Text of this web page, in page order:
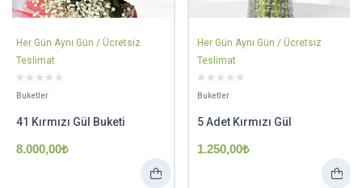
Her Gün Aynı Gün / Ücretsiz
Teslimat
Buketler
41 Kırmızı Gül Buketi
8.000,00₺
Her Gün Aynı Gün / Ücretsiz
Teslimat
Buketler
5 Adet Kırmızı Gül
1.250,00₺